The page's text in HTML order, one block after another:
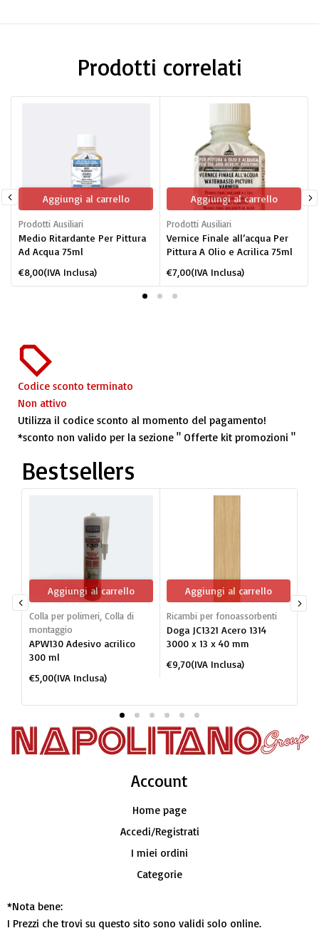
Prodotti correlati
Aggiungi al carrello
Prodotti Ausiliari
Medio Ritardante Per Pittura
Ad Acqua 75ml
€8,00(IVA Inclusa)
Aggiungi al carrello
Prodotti Ausiliari
Vernice Finale all’acqua Per
Pittura A Olio e Acrilica 75ml
€7,00(IVA Inclusa)
Codice sconto terminato
Non attivo
Utilizza il codice sconto al momento del pagamento!
*sconto non valido per la sezione " Offerte kit promozioni "
Bestsellers
Aggiungi al carrello
Colla per polimeri, Colla di
montaggio
APW130 Adesivo acrilico
300 ml
€5,00(IVA Inclusa)
Aggiungi al carrello
Ricambi per fonoassorbenti
Doga JC1321 Acero 1314
3000 x 13 x 40 mm
€9,70(IVA Inclusa)
Account​
Home page
Accedi/Registrati
I miei ordini
Categorie
*Nota bene:
I Prezzi che trovi su questo sito sono validi solo online.